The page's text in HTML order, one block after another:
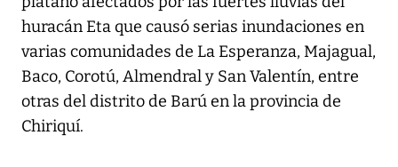
huracán Eta que causó serias inundaciones en
varias comunidades de La Esperanza, Majagual,
Baco, Corotú, Almendral y San Valentín, entre
otras del distrito de Barú en la provincia de
Chiriquí.